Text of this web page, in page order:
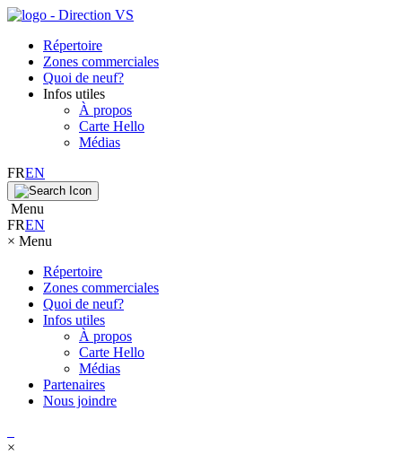
Répertoire
Zones commerciales
Quoi de neuf?
Infos utiles
À propos
Carte Hello
Médias
FREN
Menu
FREN
× Menu
Répertoire
Zones commerciales
Quoi de neuf?
Infos utiles
À propos
Carte Hello
Médias
Partenaires
Nous joindre
×